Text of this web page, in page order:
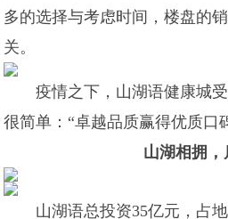
多的选择与考虑时间，楼盘的
关。
疫情之下，山湖语健康城
很简单：“卓越品质赢得优质口
山湖相拥，
山湖语总投资35亿元，占